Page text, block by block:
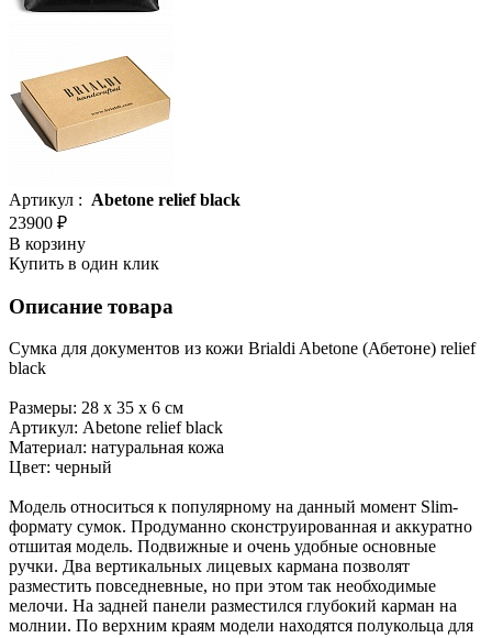
Артикул : Abetone relief black
23900 ₽
В корзину
Купить в один клик
Описание товара
Сумка для документов из кожи Brialdi Abetone (Абетоне) relief
black
Размеры: 28 х 35 х 6 см
Артикул: Abetone relief black
Материал: натуральная кожа
Цвет: черный
Модель относиться к популярному на данный момент Slim-
формату сумок. Продуманно сконструированная и аккуратно
отшитая модель. Подвижные и очень удобные основные
ручки. Два вертикальных лицевых кармана позволят
разместить повседневные, но при этом так необходимые
мелочи. На задней панели разместился глубокий карман на
молнии. По верхним краям модели находятся полукольца для